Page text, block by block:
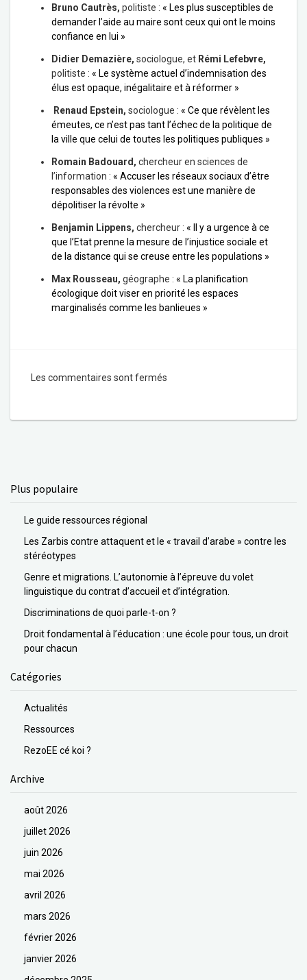
Bruno Cautrès, politiste : « Les plus susceptibles de
demander l’aide au maire sont ceux qui ont le moins
confiance en lui »
Didier Demazière, sociologue, et Rémi Lefebvre,
politiste : « Le système actuel d’indemnisation des
élus est opaque, inégalitaire et à réformer »
Renaud Epstein, sociologue : « Ce que révèlent les
émeutes, ce n’est pas tant l’échec de la politique de
la ville que celui de toutes les politiques publiques »
Romain Badouard, chercheur en sciences de
l’information : « Accuser les réseaux sociaux d’être
responsables des violences est une manière de
dépolitiser la révolte »
Benjamin Lippens, chercheur : « Il y a urgence à ce
que l’Etat prenne la mesure de l’injustice sociale et
de la distance qui se creuse entre les populations »
Max Rousseau, géographe : « La planification
écologique doit viser en priorité les espaces
marginalisés comme les banlieues »
Les commentaires sont fermés
Plus populaire
Le guide ressources régional
Les Zarbis contre attaquent et le « travail d’arabe » contre les
stéréotypes
Genre et migrations. L’autonomie à l’épreuve du volet
linguistique du contrat d’accueil et d’intégration.
Discriminations de quoi parle-t-on ?
Droit fondamental à l’éducation : une école pour tous, un droit
pour chacun
Catégories
Actualités
Ressources
RezoEE cé koi ?
Archive
août 2026
juillet 2026
juin 2026
mai 2026
avril 2026
mars 2026
février 2026
janvier 2026